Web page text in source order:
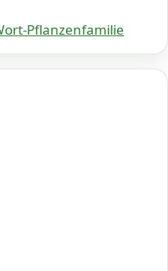
Pflanzenfamilie